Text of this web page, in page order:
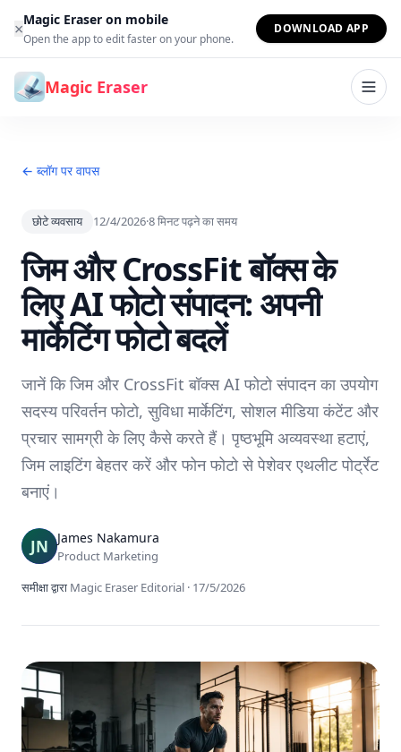
सामग्री पर जाएं
×Magic Eraser on mobile
Open the app to edit faster on your phone.
DOWNLOAD APP
Magic Eraser
← ब्लॉग पर वापस
छोटे व्यवसाय 12/4/2026·8मिनट पढ़ने का समय
जिम और CrossFit बॉक्स के
लिए AI फोटो संपादन: अपनी
मार्केटिंग फोटो बदलें
जानें कि जिम और CrossFit बॉक्स AI फोटो संपादन का उपयोग
सदस्य परिवर्तन फोटो, सुविधा मार्केटिंग, सोशल मीडिया कंटेंट और
प्रचार सामग्री के लिए कैसे करते हैं। पृष्ठभूमि अव्यवस्था हटाएं,
जिम लाइटिंग बेहतर करें और फोन फोटो से पेशेवर एथलीट पोर्ट्रेट
बनाएं।
James Nakamura
Product Marketing
समीक्षा द्वारा Magic Eraser Editorial · 17/5/2026